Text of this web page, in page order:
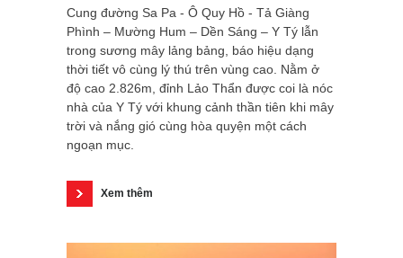
Cung đường Sa Pa - Ô Quy Hồ - Tả Giàng
Phình – Mường Hum – Dền Sáng – Y Tý lẫn
trong sương mây lảng bảng, báo hiệu dạng
thời tiết vô cùng lý thú trên vùng cao. Nằm ở
độ cao 2.826m, đỉnh Lảo Thẩn được coi là nóc
nhà của Y Tý với khung cảnh thần tiên khi mây
trời và nắng gió cùng hòa quyện một cách
ngoạn mục.
Xem thêm